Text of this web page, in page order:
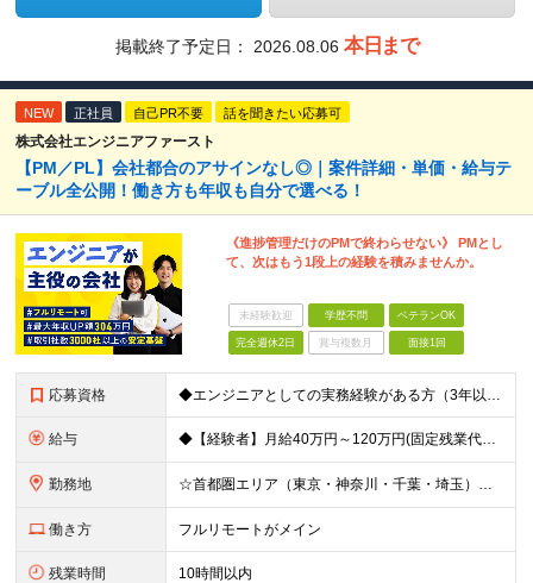
掲載終了予定日： 2026.08.06 本日まで
NEW 正社員 自己PR不要 話を聞きたい応募可
株式会社エンジニアファースト
【PM／PL】会社都合のアサインなし◎｜案件詳細・単価・給与テ
ーブル全公開！働き方も年収も自分で選べる！
《進捗管理だけのPMで終わらせない》 PMとし
て、次はもう1段上の経験を積みませんか。
未経験歓迎 学歴不問 ベテランOK
完全週休2日 賞与複数月 面接1回
応募資格 ◆エンジニアとしての実務経験がある方（3年以上） └システムやアプリの設計・開発、インフラ設計・構築の経験のある方を想定 ◆マネジメント経験は不問 ◆学歴不問／ブランクOK 【こんな方も歓迎です！】
給与 ◆【経験者】月給40万円～120万円(固定残業代含む)+各種手当 ※月30時間（76,000円～）の固定残業代を含みます。 ※上記を超える時間外労働分は追加で支給。 ※6ヶ月の試用期間あり（条件に変動
勤務地 ☆首都圏エリア（東京・神奈川・千葉・埼玉）・名古屋・大阪・福岡を中心とした全国各地のプロジェクト先に参画いただきます。 ※希望をヒアリングした上で決定します ☆全国各地からフルリモートOK 【本社】
働き方 フルリモートがメイン
残業時間 10時間以内